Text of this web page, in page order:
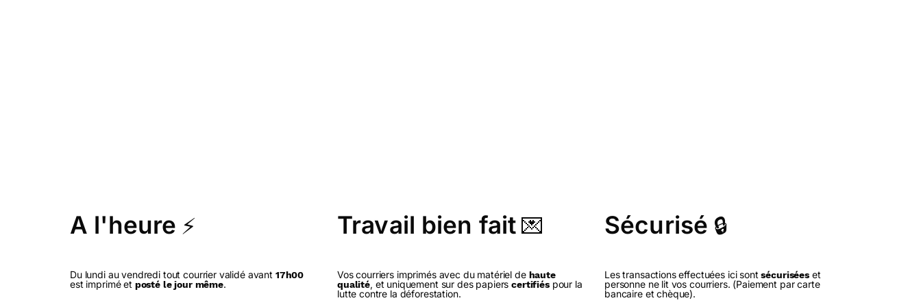
A l'heure ⚡
Du lundi au vendredi tout courrier validé avant 17h00
est imprimé et posté le jour même.
Travail bien fait 💌
Vos courriers imprimés avec du matériel de haute
qualité, et uniquement sur des papierscertifiéspour la
lutte contre la déforestation.
Sécurisé 🔒
Les transactions effectuées ici sontsécuriséeset
personne ne lit vos courriers. (Paiement par carte
bancaire et chèque).